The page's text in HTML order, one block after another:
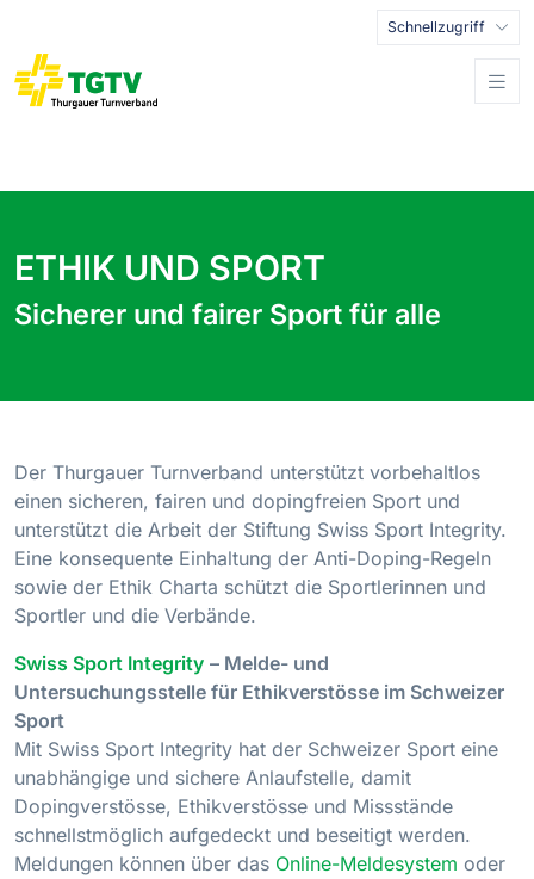
Schnellzugriff
ETHIK UND SPORT
Sicherer und fairer Sport für alle
Der Thurgauer Turnverband unterstützt vorbehaltlos
einen sicheren, fairen und dopingfreien Sport und
unterstützt die Arbeit der Stiftung Swiss Sport Integrity.
Eine konsequente Einhaltung der Anti-Doping-Regeln
sowie der Ethik Charta schützt die Sportlerinnen und
Sportler und die Verbände.
Swiss Sport Integrity – Melde- und
Untersuchungsstelle für Ethikverstösse im Schweizer
Sport
Mit Swiss Sport Integrity hat der Schweizer Sport eine
unabhängige und sichere Anlaufstelle, damit
Dopingverstösse, Ethikverstösse und Missstände
schnellstmöglich aufgedeckt und beseitigt werden.
Meldungen können über das Online-Meldesystem oder